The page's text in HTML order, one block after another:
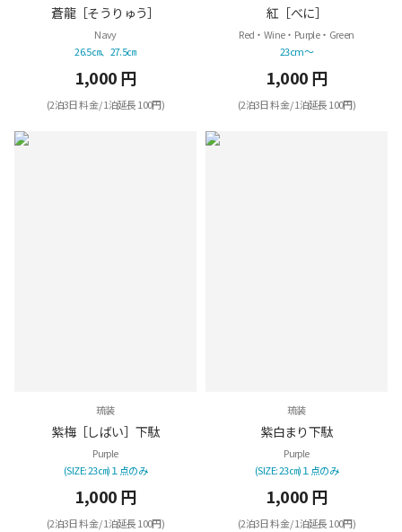
蒼龍［そうりゅう］
Navy
26.5㎝、27.5㎝
1,000 円
(2泊3日 料金 / 1泊延長 100円)
紅［べに］
Red・Wine・Purple・Green
23cm～
1,000 円
(2泊3日 料金 / 1泊延長 100円)
琉装
紫梅［しばい］下駄
Purple
(SIZE: 23㎝)１点のみ
1,000 円
(2泊3日 料金 / 1泊延長 100円)
琉装
紫白まり下駄
Purple
(SIZE: 23㎝)１点のみ
1,000 円
(2泊3日 料金 / 1泊延長 100円)